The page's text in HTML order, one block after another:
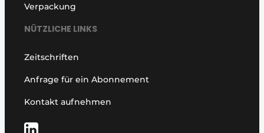
Verpackung
NÜTZLICHE LINKS
Zeitschriften
Anfrage für ein Abonnement
Kontakt aufnehmen